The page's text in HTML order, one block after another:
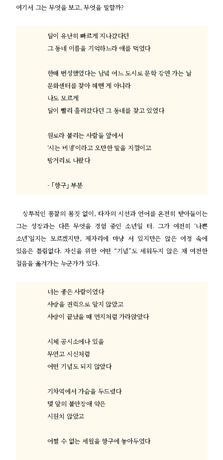
여기서 그는 무엇을 보고,무엇을 말할까?
달이 유난히 빠르게 지나갔다던
그 동네 이름을 기억하느라 애를 먹었다
한때 번성했었다는 남녘 어느 도시로 문학 강연 가는 날
문화센터를 찾아 헤맨 게 아니라
나도 모르게
달이 빨리 흘러갔다던 그 동네를 찾고 있었다
원로라 불리는 사람들 앞에서
‘시는 비명’이라고 오만한 말을 지껄이고
밤거리로 나왔다
- ｢항구｣부분
상투적인 통찰의 몸짓 없이, 타자의 시선과 언어를 온전히 받아들이는
그는 성장과는 다른 무엇을 경험 중인 소년일 터. 그가 여전히 ‘나쁜
소년’일지는 모르겠지만,제자리에 마냥 서 있지만은 않은 여정 속에
있음은 틀림없다.자신을 위한 어떤 “기념”도 세워두지 않은 채 여전한
걸음을 옮겨가는 누군가가 있다.
너는 좋은 사람이었다
사랑을 권력으로 알지 않았고
사랑이 끝났을 때 먼지처럼 가라앉았다
시체 공시소에나 있을
무연고 시신처럼
어떤 기념도 되지 않았다
기차역에서 가슴을 두드렸다
몇 알의 불안장애 약은
시원치 않았고
어쩔 수 없는 세월을 항구에 놓아두었다